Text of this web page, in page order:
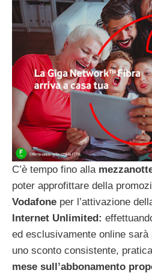
C’è tempo fino alla
poter approfittare della
Vodafone per l’attivazione
Internet Unlimited:
ed esclusivamente online
uno sconto consistente,
mese sull’abbonamento